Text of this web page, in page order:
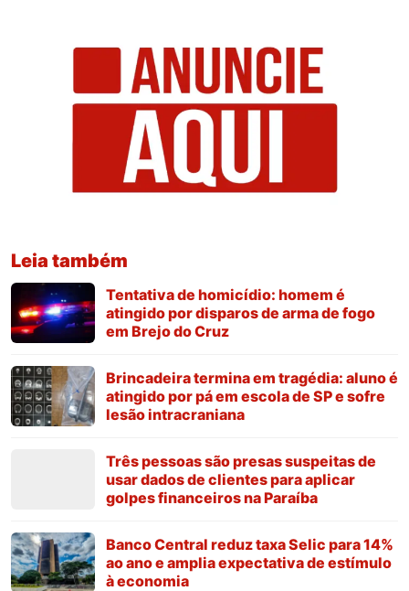
Leia também
Tentativa de homicídio: homem é
atingido por disparos de arma de fogo
em Brejo do Cruz
Brincadeira termina em tragédia: aluno é
atingido por pá em escola de SP e sofre
lesão intracraniana
Três pessoas são presas suspeitas de
usar dados de clientes para aplicar
golpes financeiros na Paraíba
Banco Central reduz taxa Selic para 14%
ao ano e amplia expectativa de estímulo
à economia